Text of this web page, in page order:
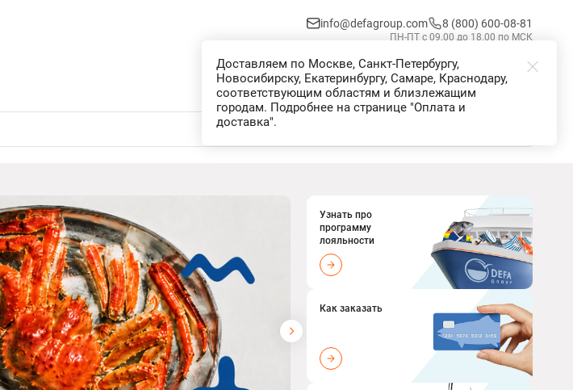
info@defagroup.com 8 (800) 600-08-81
ПН-ПТ с 09.00 до 18.00 по МСК
Избранное Корзина Войти
Узнать про
программу
лояльности
Как заказать
Доставляем по Москве, Санкт-Петербургу,
Новосибирску, Екатеринбургу, Самаре, Краснодару,
соответствующим областям и близлежащим
городам. Подробнее на странице "Оплата и
доставка".